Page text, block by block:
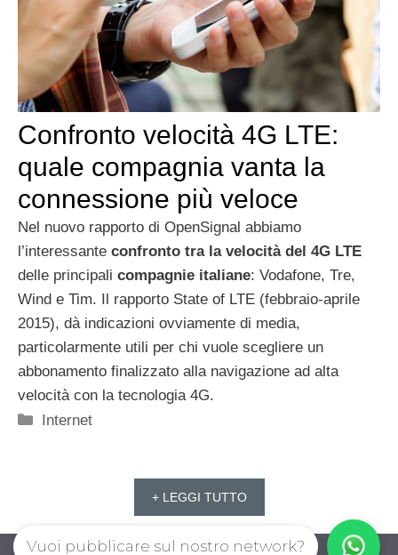
Confronto velocità 4G LTE:
quale compagnia vanta la
connessione più veloce
Nel nuovo rapporto di OpenSignal abbiamo
l’interessante confronto tra la velocità del 4G LTE
delle principali compagnie italiane: Vodafone, Tre,
Wind e Tim. Il rapporto State of LTE (febbraio-aprile
2015), dà indicazioni ovviamente di media,
particolarmente utili per chi vuole scegliere un
abbonamento finalizzato alla navigazione ad alta
velocità con la tecnologia 4G.
Categorie
Internet
+ LEGGI TUTTO
Vuoi pubblicare sul nostro network?